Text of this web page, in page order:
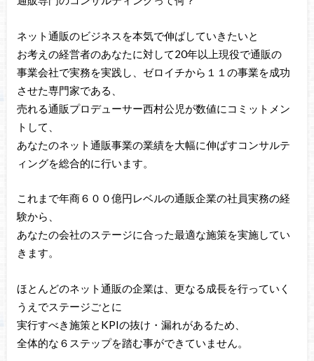
ネット通販のビジネスを本気で伸ばしていきたいと
お考えの経営者のあなたに対して20年以上現役で通販の
事業会社で実務を実践し、ゼロイチから１１の事業を成功
させた専門家である、
売れる通販プロデューサー西村公児が数値にコミットメン
トして、
あなたのネット通販事業の業績を大幅に伸ばすコンサルテ
ィングを総合的に行います。
これまで年商６００億円レベルの通販企業の社員実務の経
験から、
あなたの会社のステージに合った最適な施策を実施してい
きます。
ほとんどのネット通販の企業は、更なる成長を行っていく
うえでステージごとに
実行すべき施策とKPIの抜け・漏れがあるため、
全体的な６ステップを踏む事ができていません。